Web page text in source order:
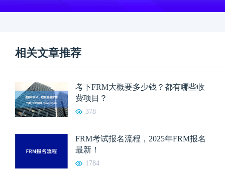
相关文章推荐
考下FRM大概要多少钱？都有哪些收
费项目？
378
FRM考试报名流程，2025年FRM报名
最新！
1784